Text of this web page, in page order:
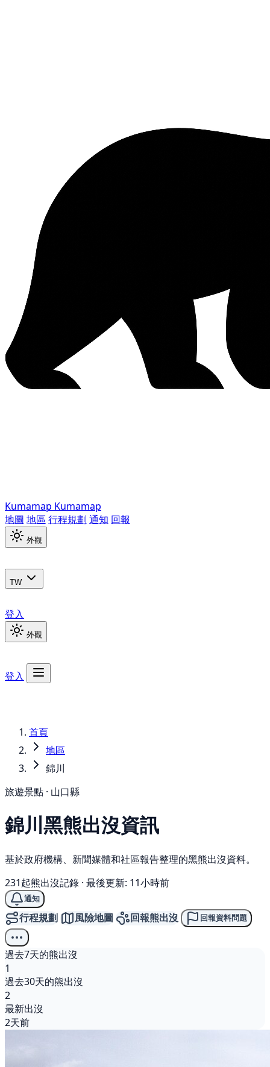
Kumamap Kumamap
地圖 地區 行程規劃 通知 回報
外觀
TW
登入
外觀
登入
首頁
地區
錦川
旅遊景點 · 山口縣
錦川黑熊出沒資訊
基於政府機構、新聞媒體和社區報告整理的黑熊出沒資料。
231起熊出沒記錄 · 最後更新: 11小時前
通知
行程規劃 風險地圖 回報熊出沒 回報資料問題
過去7天的熊出沒
1
過去30天的熊出沒
2
最新出沒
2天前